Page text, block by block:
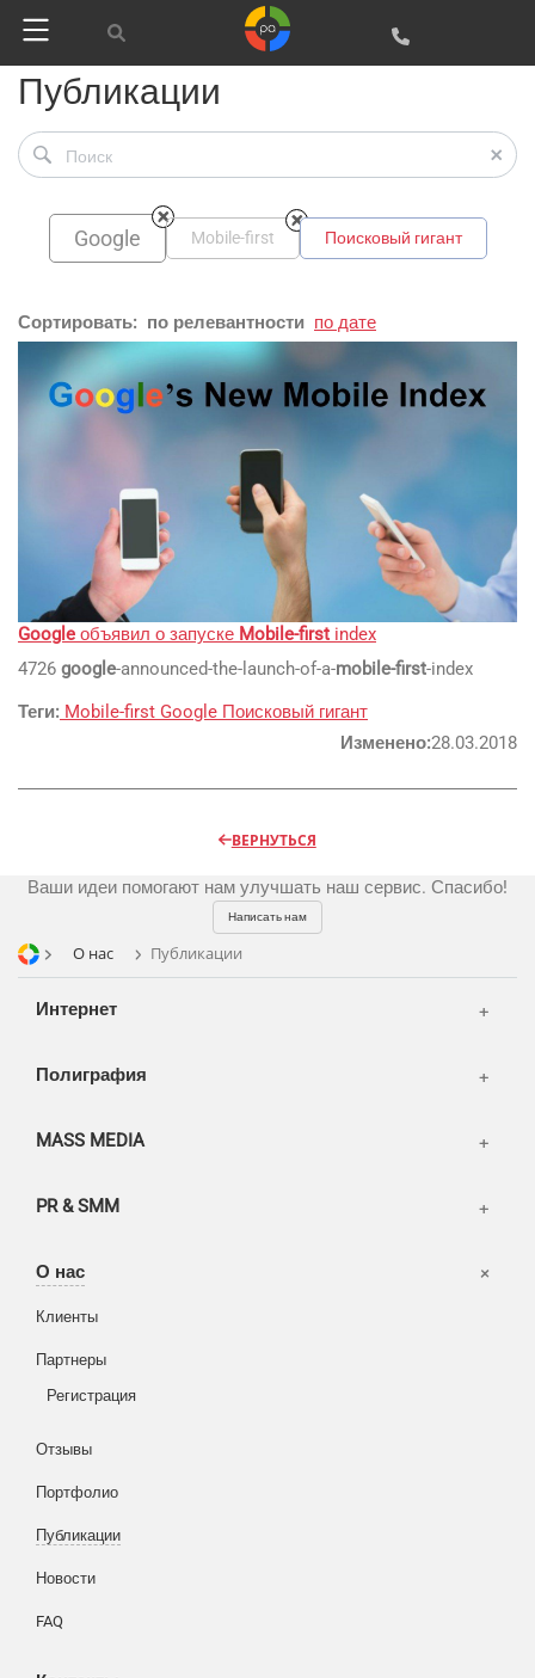
Публикации
Google Mobile-first Поисковый гигант
Сортировать: по релевантности по дате
Google объявил о запуске Mobile-first index
4726 google-announced-the-launch-of-a-mobile-first-index
Теги: Mobile-first Google Поисковый гигант
Изменено:28.03.2018
ВЕРНУТЬСЯ
Ваши идеи помогают нам улучшать наш сервис. Спасибо!
Написать нам
О нас Публикации
Интернет
Реклама и продвижение
Google
Вконтакте
SMM
AI Automation
Полиграфия
MASS MEDIA
Телевидение
OOH
PR & SMM
Аудио и звукозапись
О нас
Клиенты
Партнеры
Регистрация
Отзывы
Портфолио
Публикации
Новости
FAQ
Офисы
Корзина
Вход
Написать тикет
Разное
WEB и технологии